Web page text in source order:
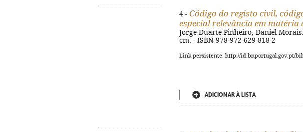
4 - Código do registo civil,
especial relevância em matéria
Jorge Duarte Pinheiro, Daniel
cm. - ISBN 978-972-629-818-2
Link persistente: http://id.bnportugal.gov.pt/
ADICIONAR À LISTA